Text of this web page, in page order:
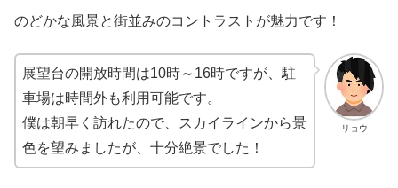
のどかな風景と街並みのコントラストが魅力です！
リョウ
展望台の開放時間は10時～16時ですが、駐
車場は時間外も利用可能です。
僕は朝早く訪れたので、スカイラインから景
色を望みましたが、十分絶景でした！